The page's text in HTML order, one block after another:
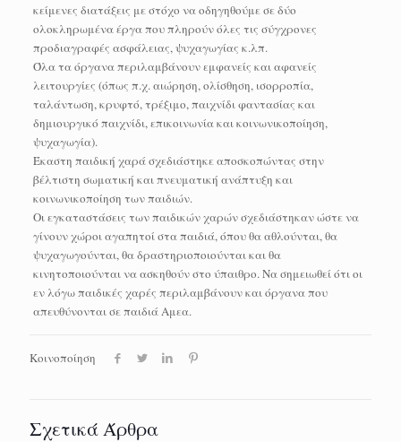
κείμενες διατάξεις με στόχο να οδηγηθούμε σε δύο
ολοκληρωμένα έργα που πληρούν όλες τις σύγχρονες
προδιαγραφές ασφάλειας, ψυχαγωγίας κ.λπ.
Όλα τα όργανα περιλαμβάνουν εμφανείς και αφανείς
λειτουργίες (όπως π.χ. αιώρηση, ολίσθηση, ισορροπία,
ταλάντωση, κρυφτό, τρέξιμο, παιχνίδι φαντασίας και
δημιουργικό παιχνίδι, επικοινωνία και κοινωνικοποίηση,
ψυχαγωγία).
Έκαστη παιδική χαρά σχεδιάστηκε αποσκοπώντας στην
βέλτιστη σωματική και πνευματική ανάπτυξη και
κοινωνικοποίηση των παιδιών.
Οι εγκαταστάσεις των παιδικών χαρών σχεδιάστηκαν ώστε να
γίνουν χώροι αγαπητοί στα παιδιά, όπου θα αθλούνται, θα
ψυχαγωγούνται, θα δραστηριοποιούνται και θα
κινητοποιούνται να ασκηθούν στο ύπαιθρο. Να σημειωθεί ότι οι
εν λόγω παιδικές χαρές περιλαμβάνουν και όργανα που
απευθύνονται σε παιδιά Αμεα.
Κοινοποίηση
Σχετικά Άρθρα